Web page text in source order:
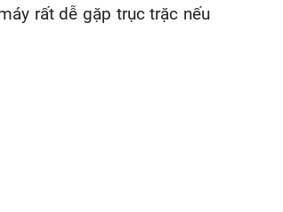
rất dễ gặp trục trặc nếu